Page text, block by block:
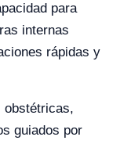
para
internas
rápidas y
obstétricas,
guiados por